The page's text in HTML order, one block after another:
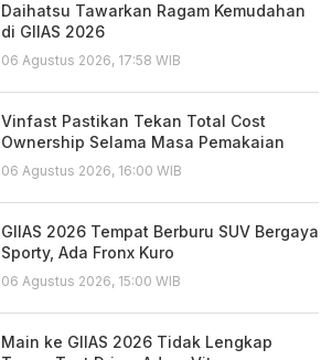
Daihatsu Tawarkan Ragam Kemudahan
di GIIAS 2026
06 Agustus 2026, 17:58 WIB
Vinfast Pastikan Tekan Total Cost
Ownership Selama Masa Pemakaian
06 Agustus 2026, 16:00 WIB
GIIAS 2026 Tempat Berburu SUV Bergaya
Sporty, Ada Fronx Kuro
06 Agustus 2026, 15:00 WIB
Main ke GIIAS 2026 Tidak Lengkap